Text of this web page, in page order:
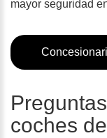
mayor seguridad
coches